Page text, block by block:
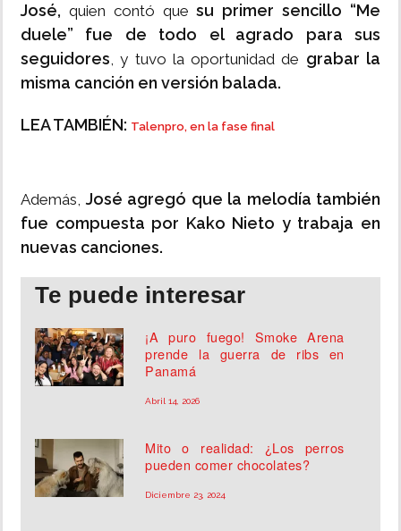
José, quien contó quesu primer sencillo “Me
duele” fue de todo el agrado para sus
seguidores, y tuvo la oportunidad de grabar la
misma canción en versión balada.
LEA TAMBIÉN: Talenpro, en la fase final
Además, José agregó que la melodía también
fue compuesta por Kako Nieto y trabaja en
nuevas canciones.
Te puede interesar
¡A puro fuego! Smoke Arena
prende la guerra de ribs en
Panamá
Abril 14, 2026
Mito o realidad: ¿Los perros
pueden comer chocolates?
Diciembre 23, 2024